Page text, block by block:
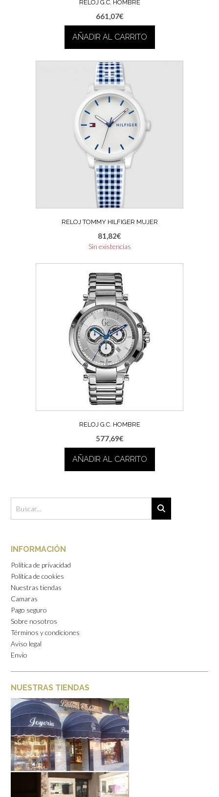
RELOJ G.C. HOMBRE
661,07€
AÑADIR AL CARRITO
RELOJ TOMMY HILFIGER MUJER
81,82€
Sin existencias
RELOJ G.C. HOMBRE
577,69€
AÑADIR AL CARRITO
INFORMACIÓN
Política de privacidad
Política de cookies
Nuestras tiendas
Camaras
Pago seguro
Sobre nosotros
Términos y condiciones
Aviso legal
Envío
NUESTRAS TIENDAS